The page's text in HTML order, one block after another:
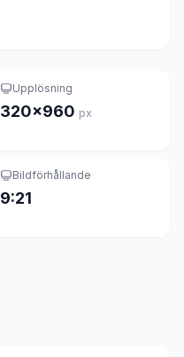
Upplösning
320×960 px
Bildförhållande
9:21